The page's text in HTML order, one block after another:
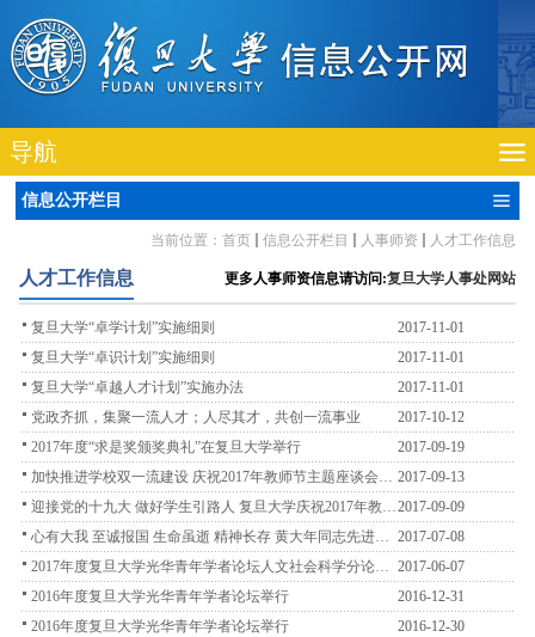
导航
信息公开栏目
当前位置： 首页 信息公开栏目 人事师资 人才工作信息
人才工作信息 更多人事师资信息请访问:复旦大学人事处网站
复旦大学“卓学计划”实施细则
2017-11-01
复旦大学“卓识计划”实施细则
2017-11-01
复旦大学“卓越人才计划”实施办法
2017-11-01
党政齐抓，集聚一流人才；人尽其才，共创一流事业
2017-10-12
2017年度“求是奖颁奖典礼”在复旦大学举行
2017-09-19
加快推进学校双一流建设 庆祝2017年教师节主题座谈会召
开
2017-09-13
迎接党的十九大 做好学生引路人 复旦大学庆祝2017年教师
节主题座谈会召开
2017-09-09
心有大我 至诚报国 生命虽逝 精神长存 黄大年同志先进事
迹感动复旦师生
2017-07-08
2017年度复旦大学光华青年学者论坛人文社会科学分论坛
举行
2017-06-07
2016年度复旦大学光华青年学者论坛举行
2016-12-31
2016年度复旦大学光华青年学者论坛举行
2016-12-30